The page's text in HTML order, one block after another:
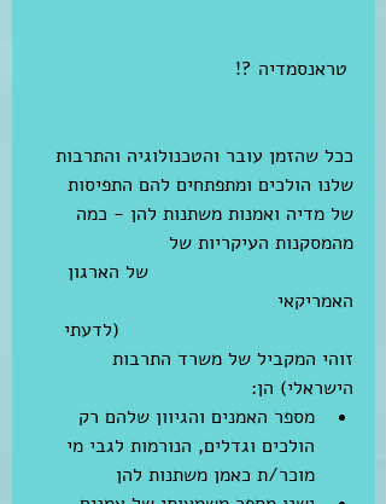
ככל שהזמן עובר והטכנולוגיה והתרבות
שלנו הולכים ומתפתחים להם התפיסות
של מדיה ואמנות משתנות להן - כמה
מהמסקנות העיקריות של
של הארגון
האמריקאי
(לדעתי
זוהי המקביל של משרד התרבות
הישראלי) הן:
מספר האמנים והגיוון שלהם רק
הולכים וגדלים, הנורמות לגבי מי
מוכר/ת כאמן משתנות להן